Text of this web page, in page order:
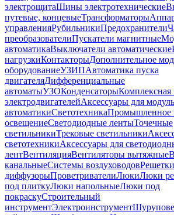
электрощитаШины электротехнические
путевые, концевыеТрансформаторы
управленияРубильникиПредохранители
преобразователиПускатели магнитные
автоматикаВыключатели автоматические
нагрузкиКонтакторыДополнительное
оборудованиеУЗИПАвтоматика пуска
двигателяДифференциальные
автоматыУЗОКонденсаторыКомплексная
электродвигателейАксессуары для
автоматикиСветотехникаПромышленное
освещениеСветодиодные лентыТочечные
светильникиТрековые светильники
светотехникиАксессуары для
лентВентиляцияВентиляторы вытяжные
канальныеСистемы воздуховодов
диффузорыПроветривателиЛюкиЛюки
под плиткуЛюки напольныеЛюки под
покраскуСтроительный
инструментЭлектроинструмент